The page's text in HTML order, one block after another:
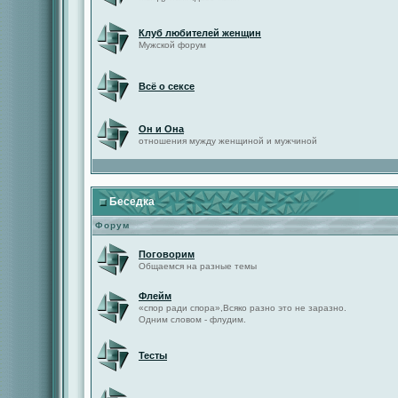
Клуб любителей женщин
Мужской форум
Всё о сексе
Он и Она
отношения мужду женщиной и мужчиной
Беседка
Форум
Поговорим
Общаемся на разные темы
Флейм
«спор ради спора»,Всяко разно это не заразно.
Одним словом - флудим.
Тесты